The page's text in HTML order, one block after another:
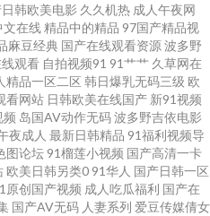
在线国产 亚洲福利一起区二区 国产美
网址 大香蕉9999 亚洲欧美色图导航 国
91在线免费观看地址 日韩三级理论在
费观看者 色中色官网 传媒视频免费在
口观看 青青草原色综合楼成人 韩国AA
韩欧美电影 久久机热 成人午夜网
文在线 精品中的精品 97国产精品视
麻豆经典 国产在线观看资源波多野
观看 自拍视频91 91艹艹 久草网在
精品一区二区 韩日爆乳无码三级 欧
看网站 日韩欧美在线国产 新91视频
频 岛国AV动作无码波多野吉依电影
夜成人 最新日韩精品 91福利视频导
图论坛 91榴莲小视频 国产高清一卡
欧美日韩另类0 91华人 国产日韩一区
原创国产视频 成人吃瓜福利 国产在
国产AV无码 人妻系列 爱豆传媒倩女